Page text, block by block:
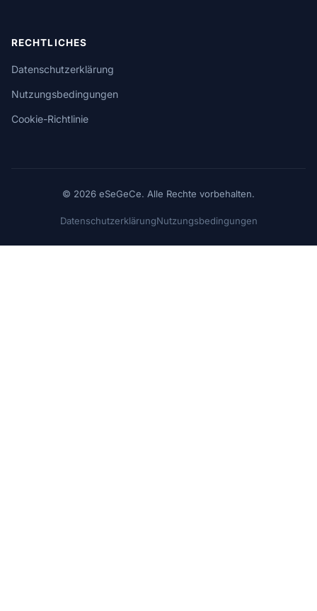
RECHTLICHES
Datenschutzerklärung
Nutzungsbedingungen
Cookie-Richtlinie
© 2026 eSeGeCe. Alle Rechte vorbehalten.
DatenschutzerklärungNutzungsbedingungen